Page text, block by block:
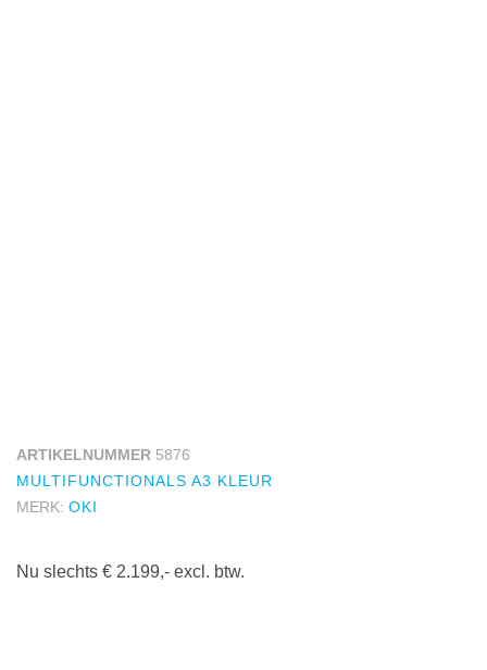
ARTIKELNUMMER 5876
MULTIFUNCTIONALS A3 KLEUR
MERK: OKI
Nu slechts € 2.199,- excl. btw.